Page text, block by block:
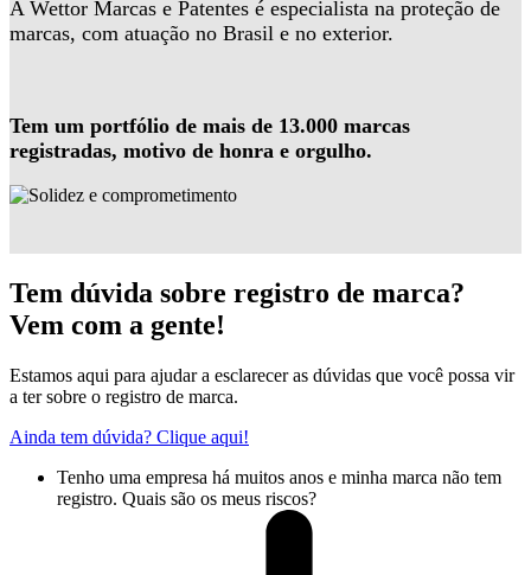
A Wettor Marcas e Patentes é especialista na proteção de
marcas, com atuação no Brasil e no exterior.
Tem um portfólio de mais de 13.000 marcas
registradas, motivo de honra e orgulho.
Tem dúvida sobre registro de marca?
Vem com a gente!
Estamos aqui para ajudar a esclarecer as dúvidas que você possa vir
a ter sobre o registro de marca.
Ainda tem dúvida? Clique aqui!
Tenho uma empresa há muitos anos e minha marca não tem
registro. Quais são os meus riscos?